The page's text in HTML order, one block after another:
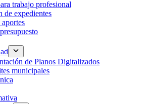
trabajo profesional
de expedientes
de Planos Digitalizados
municipales